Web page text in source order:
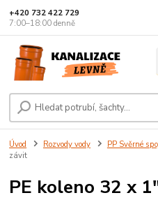
+420 732 422 729
7:00–18:00 denně
Úvod Rozvody vody PP Svěrné
závit
PE koleno 32 x